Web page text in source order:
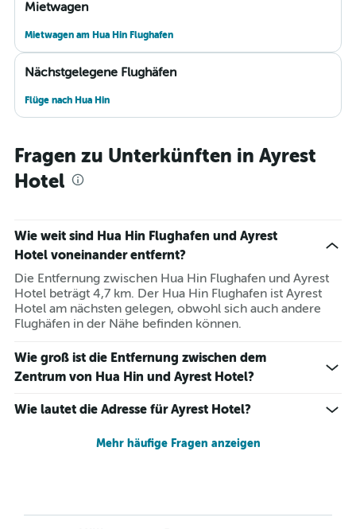
Mietwagen
Mietwagen am Hua Hin Flughafen
Nächstgelegene Flughäfen
Flüge nach Hua Hin
Fragen zu Unterkünften in Ayrest
Hotel
Wie weit sind Hua Hin Flughafen und Ayrest
Hotel voneinander entfernt?
Die Entfernung zwischen Hua Hin Flughafen und Ayrest
Hotel beträgt 4,7 km. Der Hua Hin Flughafen ist Ayrest
Hotel am nächsten gelegen, obwohl sich auch andere
Flughäfen in der Nähe befinden können.
Wie groß ist die Entfernung zwischen dem
Zentrum von Hua Hin und Ayrest Hotel?
Wie lautet die Adresse für Ayrest Hotel?
Mehr häufige Fragen anzeigen